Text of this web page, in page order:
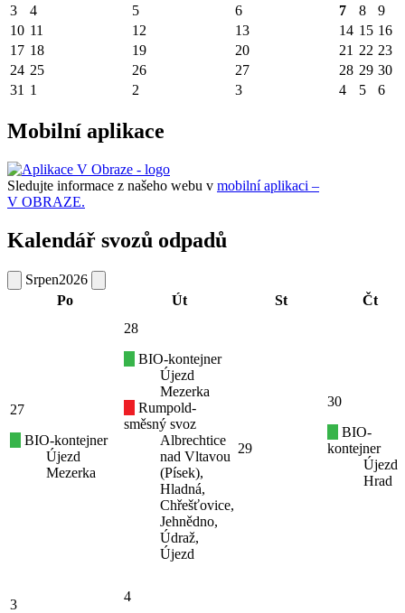
3 4 5 6 7 8
9
10 11 12 13 14 15 16
17 18 19 20 21 22 23
24 25 26 27 28 29 30
31 1 2 3 4 5 6
Mobilní aplikace
Sledujte informace z našeho webu v mobilní aplikaci –
V OBRAZE.
Kalendář svozů odpadů
Srpen2026
Po
Út St Čt
27
BIO-kontejner
Újezd
Mezerka
28
BIO-kontejner
Újezd
Mezerka
Rumpold-
směsný svoz
Albrechtice
nad Vltavou
(Písek),
Hladná,
Chřešťovice,
Jehnědno,
Údraž,
Újezd
29
30
BIO-
kontejner
Újezd
Hrad
3
4